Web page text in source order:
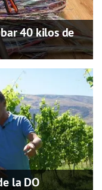
40 kilos de
la DO